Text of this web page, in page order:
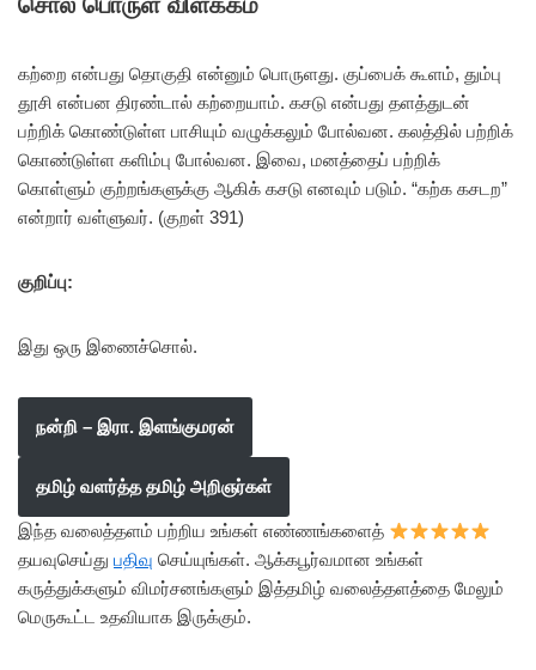
கற்றை என்பது தொகுதி என்னும் பொருளது. குப்பைக் கூளம், தும்பு
தூசி என்பன திரண்டால் கற்றையாம். கசடு என்பது தளத்துடன்
பற்றிக் கொண்டுள்ள பாசியும் வழுக்கலும் போல்வன. கலத்தில் பற்றிக்
கொண்டுள்ள களிம்பு போல்வன. இவை, மனத்தைப் பற்றிக்
கொள்ளும் குற்றங்களுக்கு ஆகிக் கசடு எனவும் படும். “கற்க கசடற”
என்றார் வள்ளுவர். (குறள் 391)
குறிப்பு:
இது ஒரு இணைச்சொல்.
நன்றி – இரா. இளங்குமரன்
தமிழ் வளர்த்த தமிழ் அறிஞர்கள்
இந்த வலைத்தளம் பற்றிய உங்கள் எண்ணங்களைத்
தயவுசெய்து பதிவு செய்யுங்கள். ஆக்கபூர்வமான உங்கள்
கருத்துக்களும் விமர்சனங்களும் இத்தமிழ் வலைத்தளத்தை மேலும்
மெருகூட்ட உதவியாக இருக்கும்.